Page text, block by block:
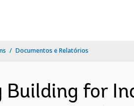
Documentos e Relatórios
Building for